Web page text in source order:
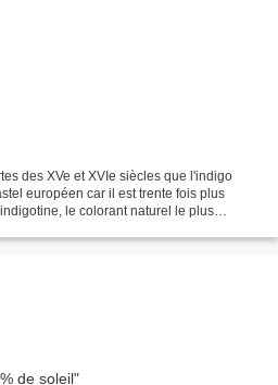
des XVe et XVIe siècles que l'indigo
européen car il est trente fois plus
le colorant naturel le plus